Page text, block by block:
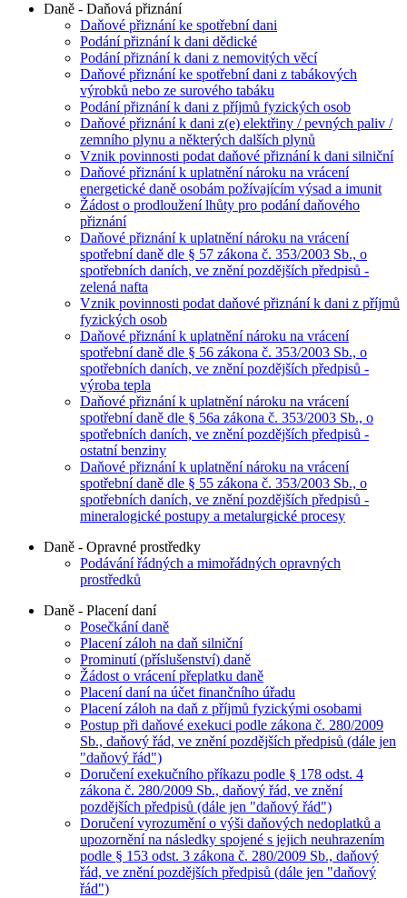
Daně - Daňová přiznání
Daňové přiznání ke spotřební dani
Podání přiznání k dani dědické
Podání přiznání k dani z nemovitých věcí
Daňové přiznání ke spotřební dani z tabákových
výrobků nebo ze surového tabáku
Podání přiznání k dani z příjmů fyzických osob
Daňové přiznání k dani z(e) elektřiny / pevných paliv /
zemního plynu a některých dalších plynů
Vznik povinnosti podat daňové přiznání k dani silniční
Daňové přiznání k uplatnění nároku na vrácení
energetické daně osobám požívajícím výsad a imunit
Žádost o prodloužení lhůty pro podání daňového
přiznání
Daňové přiznání k uplatnění nároku na vrácení
spotřební daně dle § 57 zákona č. 353/2003 Sb., o
spotřebních daních, ve znění pozdějších předpisů -
zelená nafta
Vznik povinnosti podat daňové přiznání k dani z příjmů
fyzických osob
Daňové přiznání k uplatnění nároku na vrácení
spotřební daně dle § 56 zákona č. 353/2003 Sb., o
spotřebních daních, ve znění pozdějších předpisů -
výroba tepla
Daňové přiznání k uplatnění nároku na vrácení
spotřební daně dle § 56a zákona č. 353/2003 Sb., o
spotřebních daních, ve znění pozdějších předpisů -
ostatní benziny
Daňové přiznání k uplatnění nároku na vrácení
spotřební daně dle § 55 zákona č. 353/2003 Sb., o
spotřebních daních, ve znění pozdějších předpisů -
mineralogické postupy a metalurgické procesy
Daně - Opravné prostředky
Podávání řádných a mimořádných opravných
prostředků
Daně - Placení daní
Posečkání daně
Placení záloh na daň silniční
Prominutí (příslušenství) daně
Žádost o vrácení přeplatku daně
Placení daní na účet finančního úřadu
Placení záloh na daň z příjmů fyzickými osobami
Postup při daňové exekuci podle zákona č. 280/2009
Sb., daňový řád, ve znění pozdějších předpisů (dále jen
"daňový řád")
Doručení exekučního příkazu podle § 178 odst. 4
zákona č. 280/2009 Sb., daňový řád, ve znění
pozdějších předpisů (dále jen "daňový řád")
Doručení vyrozumění o výši daňových nedoplatků a
upozornění na následky spojené s jejich neuhrazením
podle § 153 odst. 3 zákona č. 280/2009 Sb., daňový
řád, ve znění pozdějších předpisů (dále jen "daňový
řád")